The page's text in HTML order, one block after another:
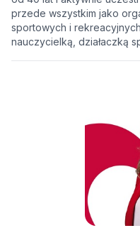
przede wszystkim jako
sportowych i
nauczycielką, działaczką